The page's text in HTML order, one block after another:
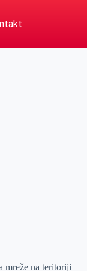
mreže na teritoriji